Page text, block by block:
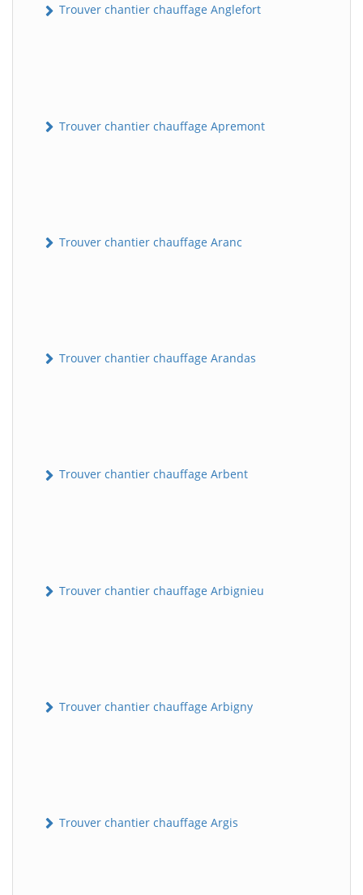
Trouver chantier chauffage Anglefort
Trouver chantier chauffage Apremont
Trouver chantier chauffage Aranc
Trouver chantier chauffage Arandas
Trouver chantier chauffage Arbent
Trouver chantier chauffage Arbignieu
Trouver chantier chauffage Arbigny
Trouver chantier chauffage Argis